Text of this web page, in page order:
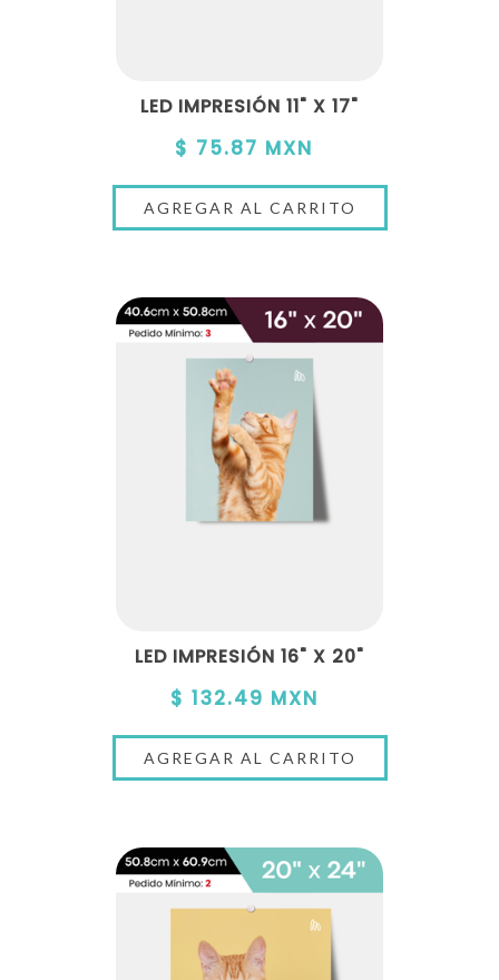
LED IMPRESIÓN 11" X 17"
$ 75.87 MXN
LED IMPRESIÓN 16" X 20"
$ 132.49 MXN